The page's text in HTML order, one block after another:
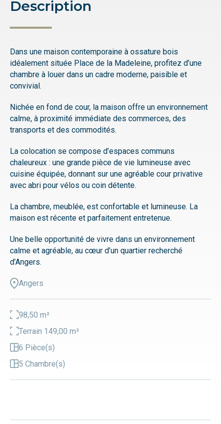
Description
Dans une maison contemporaine à ossature bois
idéalement située Place de la Madeleine, profitez d’une
chambre à louer dans un cadre moderne, paisible et
convivial.
Nichée en fond de cour, la maison offre un environnement
calme, à proximité immédiate des commerces, des
transports et des commodités.
La colocation se compose d’espaces communs
chaleureux : une grande pièce de vie lumineuse avec
cuisine équipée, donnant sur une agréable cour privative
avec abri pour vélos ou coin détente.
La chambre, meublée, est confortable et lumineuse. La
maison est récente et parfaitement entretenue.
Une belle opportunité de vivre dans un environnement
calme et agréable, au cœur d’un quartier recherché
d’Angers.
Angers
98,50 m²
Terrain 149,00 m²
6 Pièce(s)
5 Chambre(s)